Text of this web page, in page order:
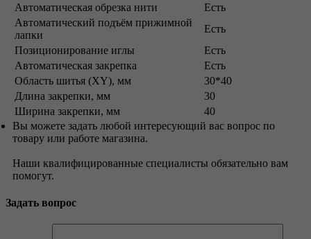
Автоматическая обрезка нити
Есть
Автоматический подъём прижимной
лапки
Есть
Позиционирование иглы
Есть
Автоматическая закрепка
Есть
Область шитья (XY), мм
30*40
Длина закрепки, мм
30
Ширина закрепки, мм
40
Вы можете задать любой интересующий вас вопрос по
товару или работе магазина.
Наши квалифицированные специалисты обязательно вам
помогут.
Задать вопрос